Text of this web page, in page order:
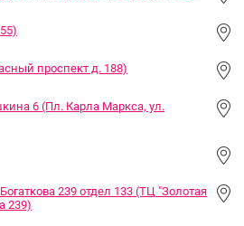
проспект д. 188)
6 (Пл. Карла Маркса, ул.
239 отдел 133 (ТЦ "Золотая
239)